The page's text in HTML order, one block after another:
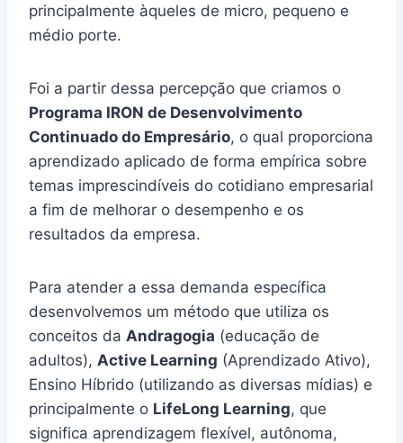
principalmente àqueles de micro, pequeno e
médio porte.
Foi a partir dessa percepção que criamos o
Programa IRON de Desenvolvimento
Continuado do Empresário, o qual proporciona
aprendizado aplicado de forma empírica sobre
temas imprescindíveis do cotidiano empresarial
a fim de melhorar o desempenho e os
resultados da empresa.
Para atender a essa demanda específica
desenvolvemos um método que utiliza os
conceitos da Andragogia (educação de
adultos), Active Learning (Aprendizado Ativo),
Ensino Híbrido (utilizando as diversas mídias) e
principalmente o LifeLong Learning, que
significa aprendizagem flexível, autônoma,